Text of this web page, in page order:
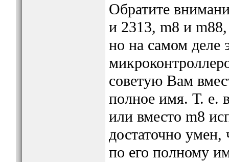
Обратите
и 2313, m8 и
но на самом деле
советую Вам
полное имя. Т. е.
или вместо m8
достаточно умен,
по его полному